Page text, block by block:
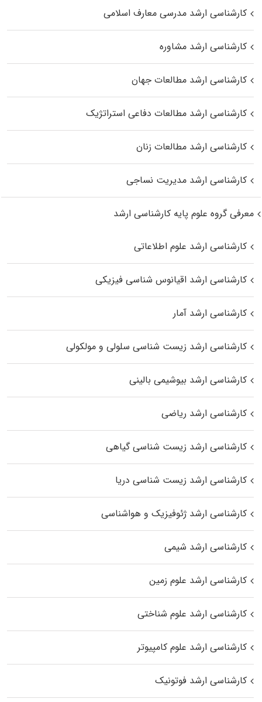
کارشناسی ارشد مدرسی معارف اسلامی
کارشناسی ارشد مشاوره
کارشناسی ارشد مطالعات جهان
کارشناسی ارشد مطالعات دفاعی استراتژیک
کارشناسی ارشد مطالعات زنان
کارشناسی ارشد مدیریت نساجی
معرفی گروه علوم پایه کارشناسی ارشد
کارشناسی ارشد علوم اطلاعاتی
کارشناسی ارشد اقیانوس‌ شناسی فیزیکی
کارشناسی ارشد آمار
کارشناسی ارشد زیست شناسی سلولی و مولکولی
کارشناسی ارشد بیوشیمی بالینی
کارشناسی ارشد ریاضی
کارشناسی ارشد زیست‌ شناسی گیاهی
کارشناسی ارشد زیست‌ شناسی دریا
کارشناسی ارشد ژئوفیزیک و هواشناسی
کارشناسی ارشد شیمی
کارشناسی ارشد علوم زمین
کارشناسی ارشد علوم شناختی
کارشناسی ارشد علوم کامپیوتر
کارشناسی ارشد فوتونیک